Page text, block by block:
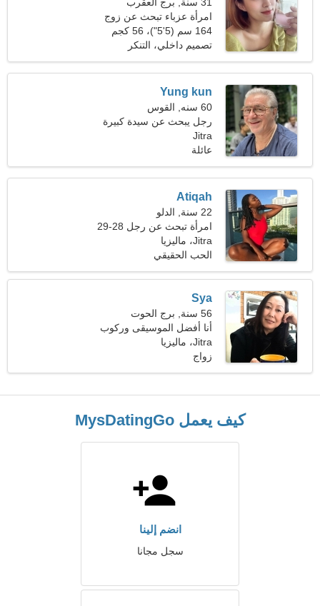
امرأة عزباء تبحث عن زوج
36-40
164 سم (5'5")، 56 كجم
(123 رطلا)
تصميم داخلي، التنكر
Yung kun
60 سنه, القوس
رجل يبحث عن سيدة كبيرة
52-55
Jitra
عائلة
Atiqah
22 سنة, الدلو
امرأة تبحث عن رجل 28-29
Jitra، ماليزيا
الحب الحقيقي
Sya
56 سنة, برج الحوت
أنا أفضل الموسيقى وركوب
القوارب
Jitra، ماليزيا
زواج
كيف يعمل MysDatingGo
انضم إلينا
سجل مجانا